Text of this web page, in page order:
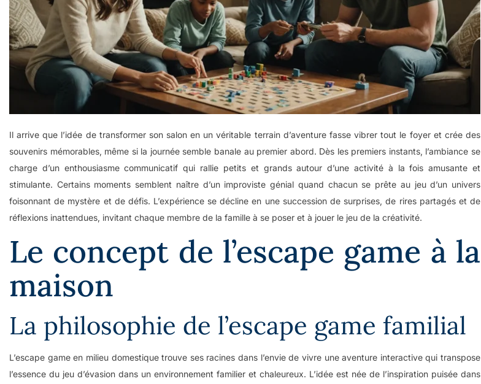
Il arrive que l’idée de transformer son salon en un véritable terrain d’aventure fasse vibrer tout le foyer et crée des
souvenirs mémorables, même si la journée semble banale au premier abord. Dès les premiers instants, l’ambiance se
charge d’un enthousiasme communicatif qui rallie petits et grands autour d’une activité à la fois amusante et
stimulante. Certains moments semblent naître d’un improviste génial quand chacun se prête au jeu d’un univers
foisonnant de mystère et de défis. L’expérience se décline en une succession de surprises, de rires partagés et de
réflexions inattendues, invitant chaque membre de la famille à se poser et à jouer le jeu de la créativité.
Le concept de l’escape game à la
maison
La philosophie de l’escape game familial
L’escape game en milieu domestique trouve ses racines dans l’envie de vivre une aventure interactive qui transpose
l’essence du jeu d’évasion dans un environnement familier et chaleureux. L’idée est née de l’inspiration puisée dans